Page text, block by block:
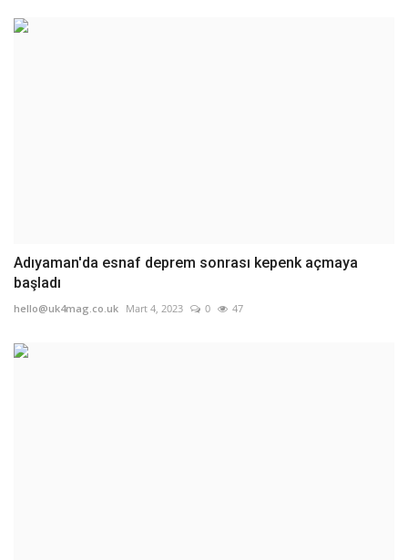
Adıyaman'da esnaf deprem sonrası kepenk açmaya
başladı
hello@uk4mag.co.uk Mart 4, 2023 0 47